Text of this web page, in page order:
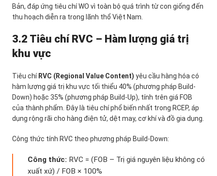
Bản, đáp ứng tiêu chí WO vì toàn bộ quá trình từ con giống đến
thu hoạch diễn ra trong lãnh thổ Việt Nam.
3.2 Tiêu chí RVC – Hàm lượng giá trị
khu vực
Tiêu chíRVC (Regional Value Content) yêu cầu hàng hóa có
hàm lượng giá trị khu vực tối thiểu 40% (phương pháp Build-
Down) hoặc 35% (phương pháp Build-Up), tính trên giá FOB
của thành phẩm. Đây là tiêu chí phổ biến nhất trong RCEP, áp
dụng rộng rãi cho hàng điện tử, dệt may, cơ khí và đồ gia dụng.
Công thức tính RVC theo phương pháp Build-Down:
Công thức: RVC = (FOB – Trị giá nguyên liệu không có
xuất xứ) / FOB × 100%